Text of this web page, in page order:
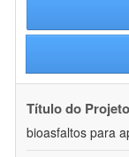
Título do
bioasfaltos para